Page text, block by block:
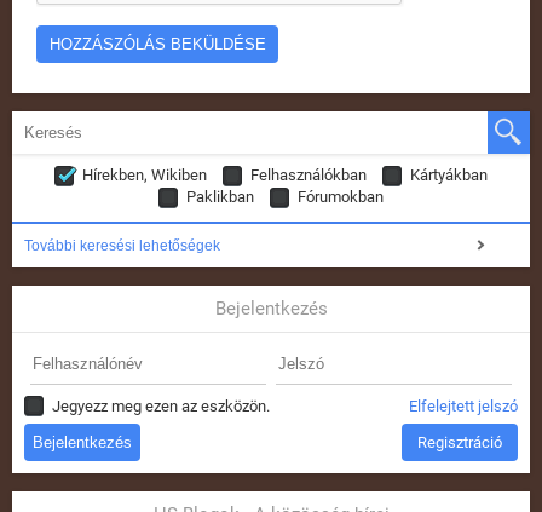
Hírekben, Wikiben Felhasználókban
Kártyákban
Paklikban
Fórumokban
További keresési lehetőségek
Bejelentkezés
Jegyezz meg ezen az eszközön. Elfelejtett jelszó
Regisztráció